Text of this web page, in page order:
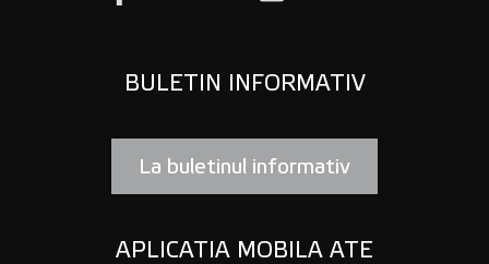
BULETIN INFORMATIV
La buletinul informativ
APLICATIA MOBILA ATE